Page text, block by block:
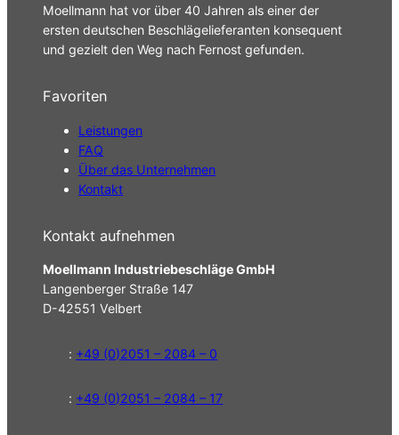
Moellmann hat vor über 40 Jahren als einer der
ersten deutschen Beschlägelieferanten konsequent
und gezielt den Weg nach Fernost gefunden.
Favoriten
Leistungen
FAQ
Über das Unternehmen
Kontakt
Kontakt aufnehmen
Moellmann Industriebeschläge GmbH
Langenberger Straße 147
D-42551 Velbert
: +49 (0)2051 – 2084 – 0
: +49 (0)2051 – 2084 – 17